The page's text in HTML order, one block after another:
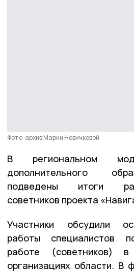
Фото: архив Марии Новичковой
В региональном
дополнительного
подведены итоги
советников проекта
Участники обсудили
работы специалистов
работе (советников) в
организациях области. В